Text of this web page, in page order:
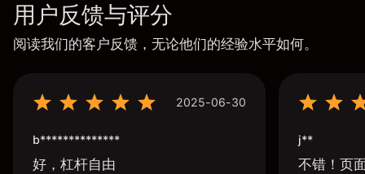
用户反馈与评分
阅读我们的客户反馈，无论他们的经验水平如何。
2025-06-30
b**************
好，杠杆自由
j**
不错！页